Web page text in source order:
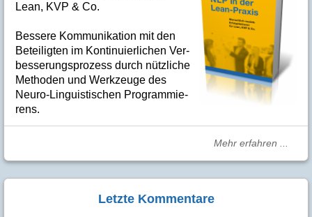
Lean, KVP & Co.
Bes­se­re Kom­­mu­­ni­ka­tion mit den
Betei­lig­ten im Kon­ti­nuier­li­chen Ver­
bes­se­rungs­­pro­­zess durch nütz­­liche
Me­­tho­­den und Werk­­zeuge des
Neuro-Linguis­­ti­schen Pro­­gram­­mie­­
rens.
Mehr erfahren ...
Letzte Kommentare